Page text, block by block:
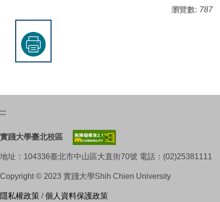
瀏覽數: 787
:::
實踐大學臺北校區
地址：104336臺北市中山區大直街70號 電話：(02)25381111
Copyright © 2023 實踐大學Shih Chien University
隱私權政策 /個人資料保護政策